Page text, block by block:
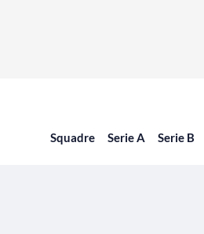
Squadre Serie A Serie B